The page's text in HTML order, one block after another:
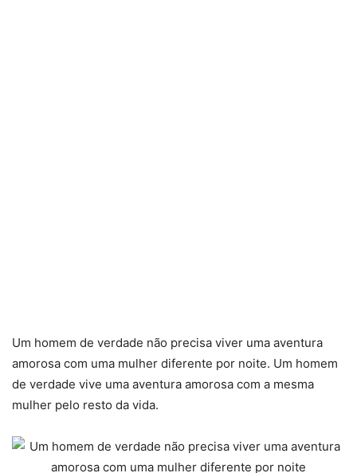
Um homem de verdade não precisa viver uma aventura
amorosa com uma mulher diferente por noite. Um homem
de verdade vive uma aventura amorosa com a mesma
mulher pelo resto da vida.